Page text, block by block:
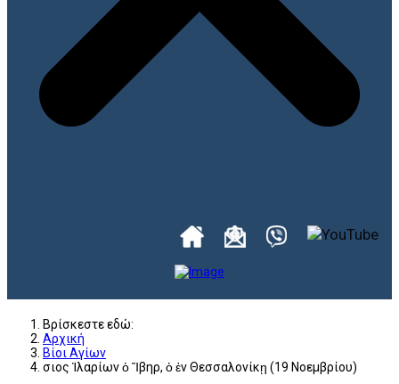
Βρίσκεστε εδώ:
Αρχική
Βίοι Αγίων
Ὅσιος Ἰλαρίων ὁ Ἴβηρ, ὁ ἐν Θεσσαλονίκῃ (19 Νοεμβρίου)